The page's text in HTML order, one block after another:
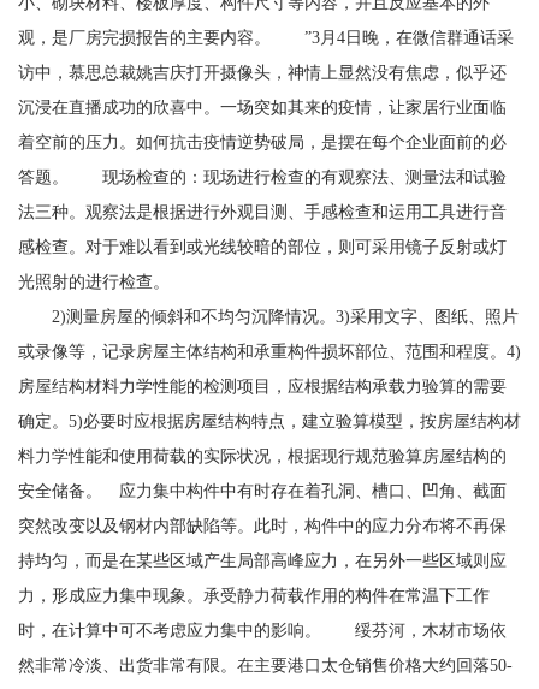
观，是厂房完损报告的主要内容。 ”3月4日晚，在微信群通话采
访中，慕思总裁姚吉庆打开摄像头，神情上显然没有焦虑，似乎还
沉浸在直播成功的欣喜中。一场突如其来的疫情，让家居行业面临
着空前的压力。如何抗击疫情逆势破局，是摆在每个企业面前的必
答题。 现场检查的：现场进行检查的有观察法、测量法和试验
法三种。观察法是根据进行外观目测、手感检查和运用工具进行音
感检查。对于难以看到或光线较暗的部位，则可采用镜子反射或灯
光照射的进行检查。
2)测量房屋的倾斜和不均匀沉降情况。3)采用文字、图纸、照片
或录像等，记录房屋主体结构和承重构件损坏部位、范围和程度。4)
房屋结构材料力学性能的检测项目，应根据结构承载力验算的需要
确定。5)必要时应根据房屋结构特点，建立验算模型，按房屋结构材
料力学性能和使用荷载的实际状况，根据现行规范验算房屋结构的
安全储备。 应力集中构件中有时存在着孔洞、槽口、凹角、截面
突然改变以及钢材内部缺陷等。此时，构件中的应力分布将不再保
持均匀，而是在某些区域产生局部高峰应力，在另外一些区域则应
力，形成应力集中现象。承受静力荷载作用的构件在常温下工作
时，在计算中可不考虑应力集中的影响。 绥芬河，木材市场依
然非常冷淡、出货非常有限。在主要港口太仓销售价格大约回落50-